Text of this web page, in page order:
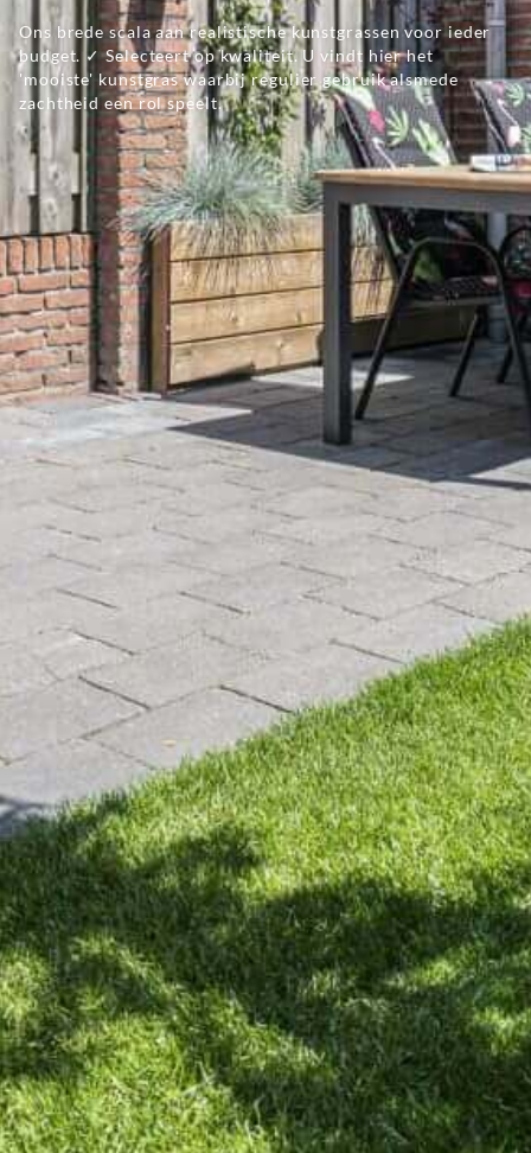
Ons brede scala aan realistische kunstgrassen voor ieder
budget. ✓ Selecteert op kwaliteit. U vindt hier het
'mooiste' kunstgras waarbij regulier gebruik alsmede
zachtheid een rol speelt.